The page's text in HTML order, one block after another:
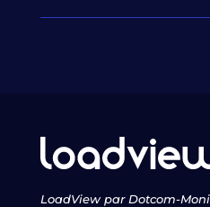
LoadView par Dotcom-